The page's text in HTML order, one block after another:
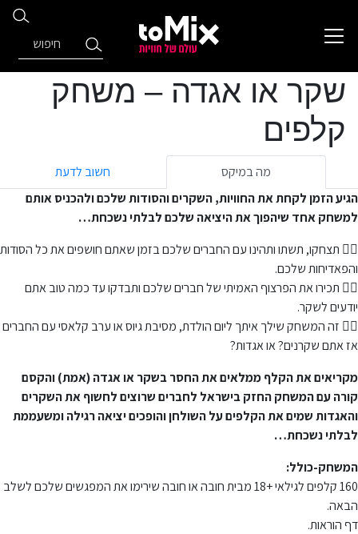
שקר או אגדה – משחק
קלפים
מה במיקס
חשוב לדעת
הגיע הזמן לקחת את החוויות, השקרים והסודות שלכם ולהכניס אותם
למשחק אחד שיהפוך את היציאה שלכם לבלתי נשכחת…
❤️‍🔥 תצחקו, תשתו ותהינו עם החברים שלכם בזמן שאתם חושפים את כל הסודות
והפאדיחות שלכם.
❤️‍🔥 תכירו את הפרצוף האמיתי של חברים שלכם ותבדקו עד כמה טוב אתם
יודעים לשקר.
❤️‍🔥 זה המשחק שילך איתך ליום הולדת, מסיבת גיוס או ערב קלאסי עם החברים
אז אתם שקרנים? או אגדות?
מקריאים את הקלף ממלאים את החסר בשקר או אגדה (אמת) והקסם
קורה עם המשחק החזק בישראל לחברים שרוצים לחשוף את השקרים
והאגדות שמים את הקלפים על השולחן והופכים יציאה רגילה ומשעממת
לבלתי נשכחת…
המשחק-כולל:
160 קלפים לגילאי +18 מבית חובה או חובה שירימו את המפגשים שלכם לשלב
הבאה.
דף הוראות.